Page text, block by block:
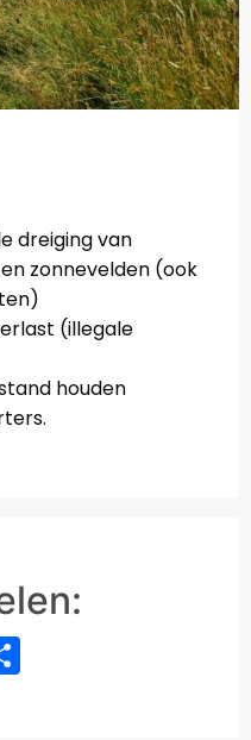
dreiging van
zonnevelden (ook
(illegale
houden